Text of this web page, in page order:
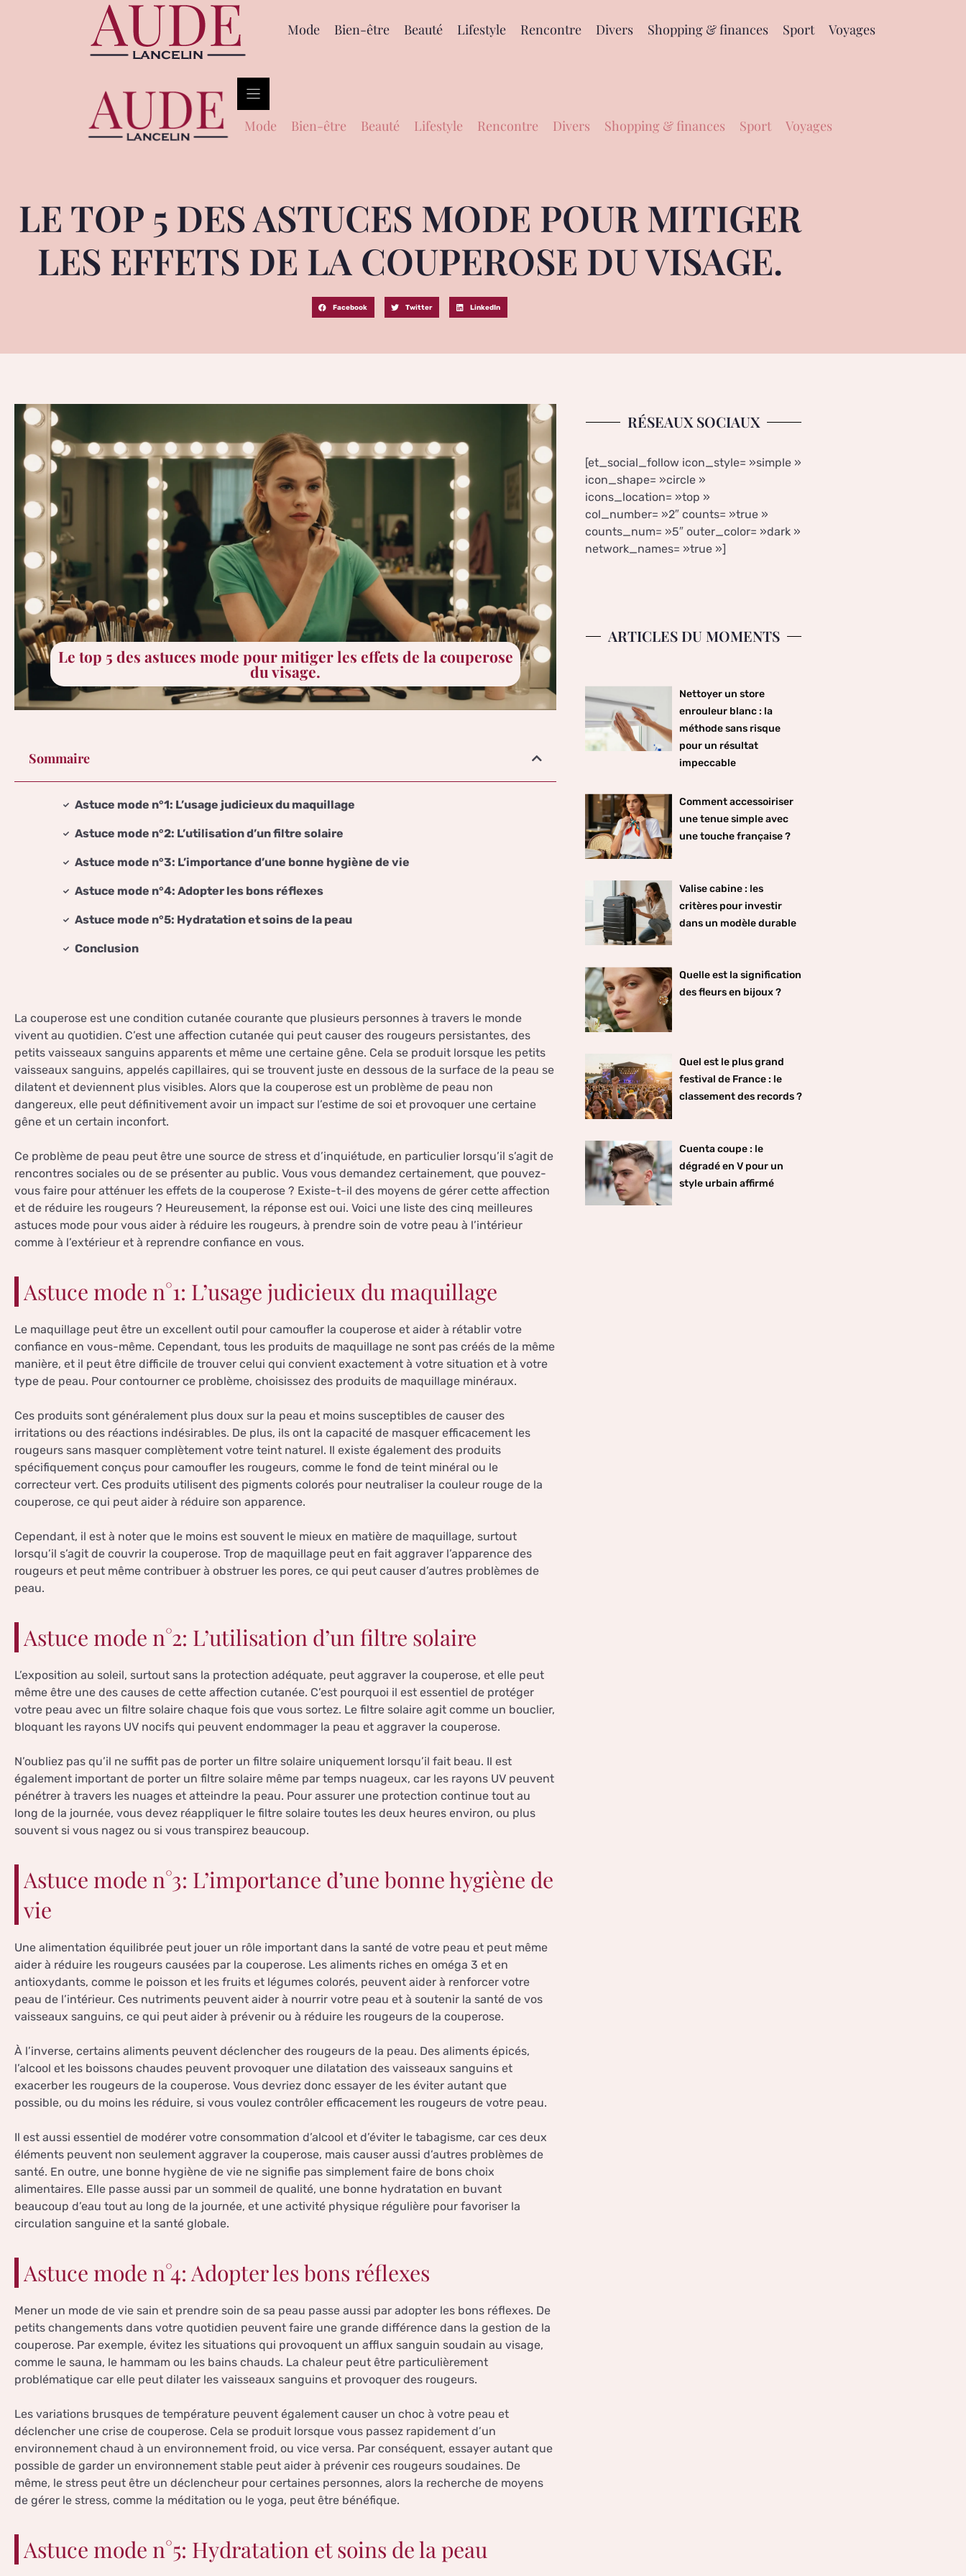
Mode Bien-être Beauté Lifestyle Rencontre Divers Shopping & finances Sport Voyages
Mode Bien-être Beauté Lifestyle Rencontre Divers Shopping & finances Sport Voyages
LE TOP 5 DES ASTUCES MODE POUR MITIGER
LES EFFETS DE LA COUPEROSE DU VISAGE.
Facebook Twitter LinkedIn
Le top 5 des astuces mode pour mitiger les effets de la couperose
du visage.
Sommaire
Astuce mode n°1: L’usage judicieux du maquillage
Astuce mode n°2: L’utilisation d’un filtre solaire
Astuce mode n°3: L’importance d’une bonne hygiène de vie
Astuce mode n°4: Adopter les bons réflexes
Astuce mode n°5: Hydratation et soins de la peau
Conclusion
La couperose est une condition cutanée courante que plusieurs personnes à travers le monde
vivent au quotidien. C’est une affection cutanée qui peut causer des rougeurs persistantes, des
petits vaisseaux sanguins apparents et même une certaine gêne. Cela se produit lorsque les petits
vaisseaux sanguins, appelés capillaires, qui se trouvent juste en dessous de la surface de la peau se
dilatent et deviennent plus visibles. Alors que la couperose est un problème de peau non
dangereux, elle peut définitivement avoir un impact sur l’estime de soi et provoquer une certaine
gêne et un certain inconfort.
Ce problème de peau peut être une source de stress et d’inquiétude, en particulier lorsqu’il s’agit de
rencontres sociales ou de se présenter au public. Vous vous demandez certainement, que pouvez-
vous faire pour atténuer les effets de la couperose ? Existe-t-il des moyens de gérer cette affection
et de réduire les rougeurs ? Heureusement, la réponse est oui. Voici une liste des cinq meilleures
astuces mode pour vous aider à réduire les rougeurs, à prendre soin de votre peau à l’intérieur
comme à l’extérieur et à reprendre confiance en vous.
Astuce mode n°1: L’usage judicieux du maquillage
Le maquillage peut être un excellent outil pour camoufler la couperose et aider à rétablir votre
confiance en vous-même. Cependant, tous les produits de maquillage ne sont pas créés de la même
manière, et il peut être difficile de trouver celui qui convient exactement à votre situation et à votre
type de peau. Pour contourner ce problème, choisissez des produits de maquillage minéraux.
Ces produits sont généralement plus doux sur la peau et moins susceptibles de causer des
irritations ou des réactions indésirables. De plus, ils ont la capacité de masquer efficacement les
rougeurs sans masquer complètement votre teint naturel. Il existe également des produits
spécifiquement conçus pour camoufler les rougeurs, comme le fond de teint minéral ou le
correcteur vert. Ces produits utilisent des pigments colorés pour neutraliser la couleur rouge de la
couperose, ce qui peut aider à réduire son apparence.
Cependant, il est à noter que le moins est souvent le mieux en matière de maquillage, surtout
lorsqu’il s’agit de couvrir la couperose. Trop de maquillage peut en fait aggraver l’apparence des
rougeurs et peut même contribuer à obstruer les pores, ce qui peut causer d’autres problèmes de
peau.
Astuce mode n°2: L’utilisation d’un filtre solaire
L’exposition au soleil, surtout sans la protection adéquate, peut aggraver la couperose, et elle peut
même être une des causes de cette affection cutanée. C’est pourquoi il est essentiel de protéger
votre peau avec un filtre solaire chaque fois que vous sortez. Le filtre solaire agit comme un bouclier,
bloquant les rayons UV nocifs qui peuvent endommager la peau et aggraver la couperose.
N’oubliez pas qu’il ne suffit pas de porter un filtre solaire uniquement lorsqu’il fait beau. Il est
également important de porter un filtre solaire même par temps nuageux, car les rayons UV peuvent
pénétrer à travers les nuages et atteindre la peau. Pour assurer une protection continue tout au
long de la journée, vous devez réappliquer le filtre solaire toutes les deux heures environ, ou plus
souvent si vous nagez ou si vous transpirez beaucoup.
Astuce mode n°3: L’importance d’une bonne hygiène de
vie
Une alimentation équilibrée peut jouer un rôle important dans la santé de votre peau et peut même
aider à réduire les rougeurs causées par la couperose. Les aliments riches en oméga 3 et en
antioxydants, comme le poisson et les fruits et légumes colorés, peuvent aider à renforcer votre
peau de l’intérieur. Ces nutriments peuvent aider à nourrir votre peau et à soutenir la santé de vos
vaisseaux sanguins, ce qui peut aider à prévenir ou à réduire les rougeurs de la couperose.
À l’inverse, certains aliments peuvent déclencher des rougeurs de la peau. Des aliments épicés,
l’alcool et les boissons chaudes peuvent provoquer une dilatation des vaisseaux sanguins et
exacerber les rougeurs de la couperose. Vous devriez donc essayer de les éviter autant que
possible, ou du moins les réduire, si vous voulez contrôler efficacement les rougeurs de votre peau.
Il est aussi essentiel de modérer votre consommation d’alcool et d’éviter le tabagisme, car ces deux
éléments peuvent non seulement aggraver la couperose, mais causer aussi d’autres problèmes de
santé. En outre, une bonne hygiène de vie ne signifie pas simplement faire de bons choix
alimentaires. Elle passe aussi par un sommeil de qualité, une bonne hydratation en buvant
beaucoup d’eau tout au long de la journée, et une activité physique régulière pour favoriser la
circulation sanguine et la santé globale.
Astuce mode n°4: Adopter les bons réflexes
Mener un mode de vie sain et prendre soin de sa peau passe aussi par adopter les bons réflexes. De
petits changements dans votre quotidien peuvent faire une grande différence dans la gestion de la
couperose. Par exemple, évitez les situations qui provoquent un afflux sanguin soudain au visage,
comme le sauna, le hammam ou les bains chauds. La chaleur peut être particulièrement
problématique car elle peut dilater les vaisseaux sanguins et provoquer des rougeurs.
Les variations brusques de température peuvent également causer un choc à votre peau et
déclencher une crise de couperose. Cela se produit lorsque vous passez rapidement d’un
environnement chaud à un environnement froid, ou vice versa. Par conséquent, essayer autant que
possible de garder un environnement stable peut aider à prévenir ces rougeurs soudaines. De
même, le stress peut être un déclencheur pour certaines personnes, alors la recherche de moyens
de gérer le stress, comme la méditation ou le yoga, peut être bénéfique.
Astuce mode n°5: Hydratation et soins de la peau
RÉSEAUX SOCIAUX
[et_social_follow icon_style= »simple »
icon_shape= »circle »
icons_location= »top »
col_number= »2″ counts= »true »
counts_num= »5″ outer_color= »dark »
network_names= »true »]
ARTICLES DU MOMENTS
Nettoyer un store
enrouleur blanc : la
méthode sans risque
pour un résultat
impeccable
Comment accessoiriser
une tenue simple avec
une touche française ?
Valise cabine : les
critères pour investir
dans un modèle durable
Quelle est la signification
des fleurs en bijoux ?
Quel est le plus grand
festival de France : le
classement des records ?
Cuenta coupe : le
dégradé en V pour un
style urbain affirmé